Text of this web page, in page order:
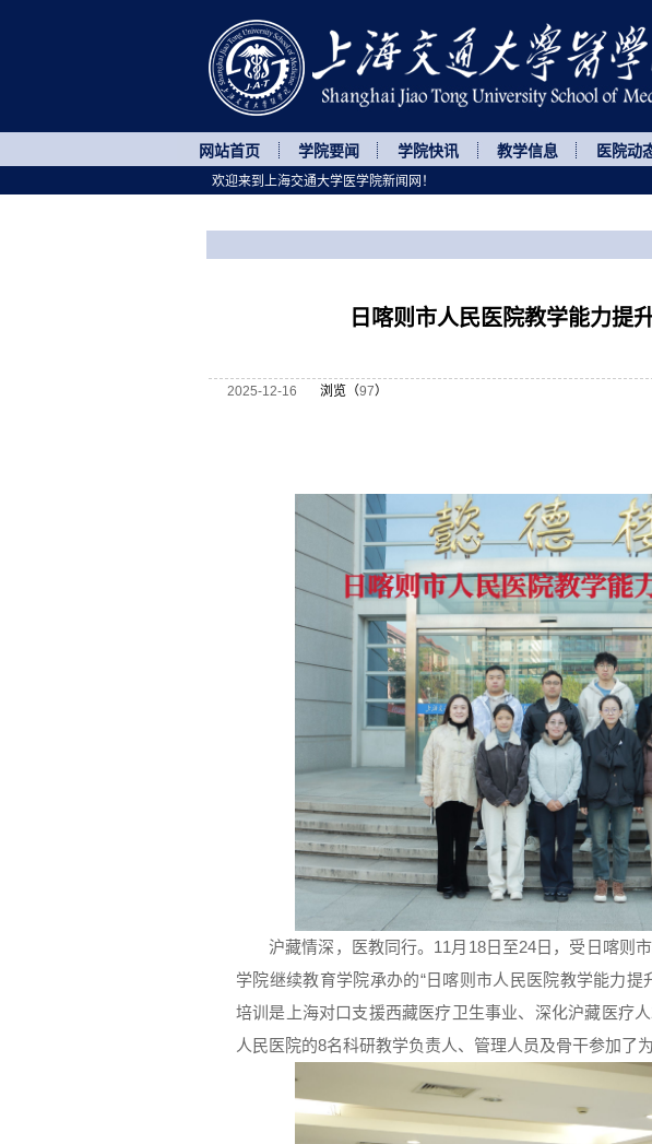
网站首页 学院要闻 学院快讯 教学信息 医院动
日喀则市人民医院教学能力提
2025-12-16 浏览（97）
沪藏情深，医教同行。11月18日至24日，受日喀则
学院继续教育学院承办的“日喀则市人民医院教学能力提
培训是上海对口支援西藏医疗卫生事业、深化沪藏医疗
人民医院的8名科研教学负责人、管理人员及骨干参加了
欢迎来到上海交通大学医学院新闻网！